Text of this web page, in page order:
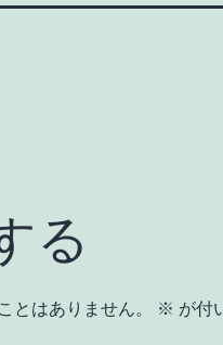
る
とはありません。 ※ が付